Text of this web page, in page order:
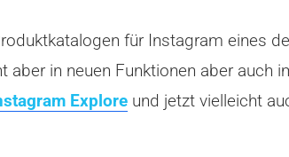
für Instagram eines
in neuen Funktionen aber auch
Explore und jetzt vielleicht